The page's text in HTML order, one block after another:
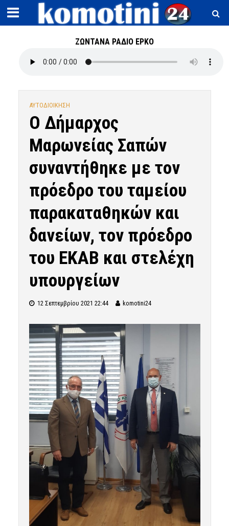
ΖΩΝΤΑΝΑ ΡΑΔΙΟ ΕΡΚΟ
ΑΥΤΟΔΙΟΙΚΗΣΗ
Ο Δήμαρχος
Μαρωνείας Σαπών
συναντήθηκε με τον
πρόεδρο του ταμείου
παρακαταθηκών και
δανείων, τον πρόεδρο
του ΕΚΑΒ και στελέχη
υπουργείων
12 Σεπτεμβρίου 2021 22:44 komotini24